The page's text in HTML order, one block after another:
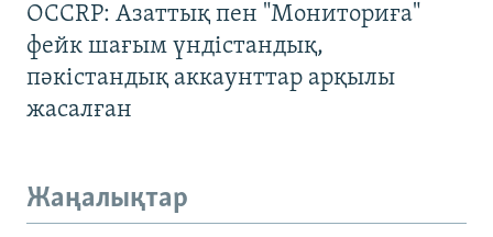
OCCRP: Азаттық пен "Мониториға"
фейк шағым үндістандық,
пәкістандық аккаунттар арқылы
жасалған
Жаңалықтар